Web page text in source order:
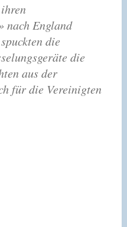
nach England
die
die
aus der
für die Vereinigten